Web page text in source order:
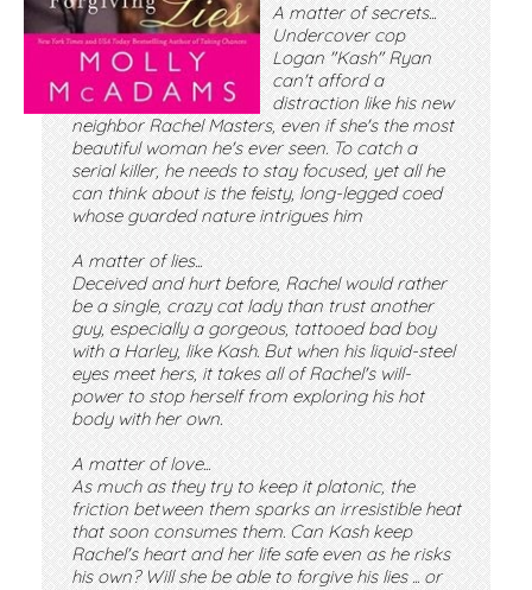
A matter of secrets...
Undercover cop
Logan "Kash" Ryan
can't afford a
distraction like his new
neighbor Rachel Masters, even if she's the most
beautiful woman he's ever seen. To catch a
serial killer, he needs to stay focused, yet all he
can think about is the feisty, long-legged coed
whose guarded nature intrigues him
A matter of lies...
Deceived and hurt before, Rachel would rather
be a single, crazy cat lady than trust another
guy, especially a gorgeous, tattooed bad boy
with a Harley, like Kash. But when his liquid-steel
eyes meet hers, it takes all of Rachel's will-
power to stop herself from exploring his hot
body with her own.
A matter of love...
As much as they try to keep it platonic, the
friction between them sparks an irresistible heat
that soon consumes them. Can Kash keep
Rachel's heart and her life safe even as he risks
his own? Will she be able to forgive his lies ... or